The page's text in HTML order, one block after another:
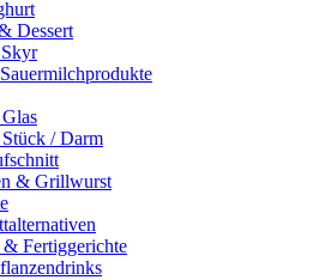
Dessert
/ Darm
& Grillwurst
Fertiggerichte